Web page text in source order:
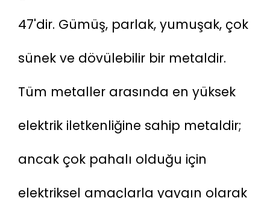
47'dir. Gümüş, parlak, yumuşak, çok
sünek ve dövülebilir bir metaldir.
Tüm metaller arasında en yüksek
elektrik iletkenliğine sahip metaldir;
ancak çok pahalı olduğu için
elektriksel amaçlarla yaygın olarak